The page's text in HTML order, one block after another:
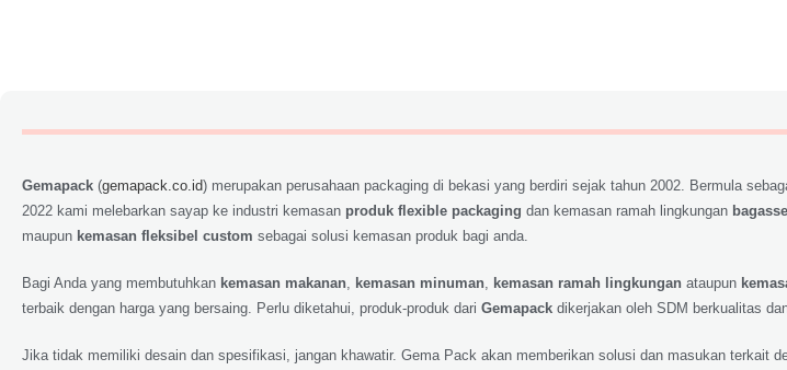
Gemapack (gemapack.co.id) merupakan perusahaan packaging di bekasi yang berdiri sejak tahun 2002. Bermula
2022 kami melebarkan sayap ke industri kemasan produk flexible packaging dan kemasan ramah lingkungan bagasse
maupun kemasan fleksibel custom sebagai solusi kemasan produk bagi anda.
Bagi Anda yang membutuhkan kemasan makanan kemasan minuman kemasan ramah lingkungan ataupun
terbaik dengan harga yang bersaing. Perlu diketahui, produk-produk dari Gemapack dikerjakan oleh SDM berkualitas
Jika tidak memiliki desain dan spesifikasi, jangan khawatir. Gema Pack akan memberikan solusi dan masukan terkait